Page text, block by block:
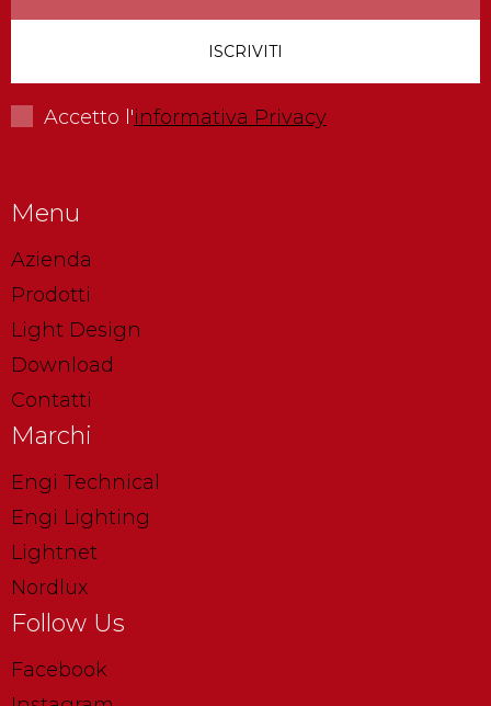
Accetto l'informativa Privacy
Menu
Azienda
Prodotti
Light Design
Download
Contatti
Marchi
Engi Technical
Engi Lighting
Lightnet
Nordlux
Follow Us
Facebook